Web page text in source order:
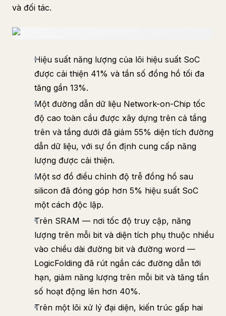
và đối tác.
Hiệu suất năng lượng của lõi hiệu suất SoC
được cải thiện 41% và tần số đồng hồ tối đa
tăng gần 13%.
Một đường dẫn dữ liệu Network-on-Chip tốc
độ cao toàn cầu được xây dựng trên cả tầng
trên và tầng dưới đã giảm 55% diện tích đường
dẫn dữ liệu, với sự ổn định cung cấp năng
lượng được cải thiện.
Một sơ đồ điều chỉnh độ trễ đồng hồ sau
silicon đã đóng góp hơn 5% hiệu suất SoC
một cách độc lập.
Trên SRAM — nơi tốc độ truy cập, năng
lượng trên mỗi bit và diện tích phụ thuộc nhiều
vào chiều dài đường bit và đường word —
LogicFolding đã rút ngắn các đường dẫn tới
hạn, giảm năng lượng trên mỗi bit và tăng tần
số hoạt động lên hơn 40%.
Trên một lõi xử lý đại diện, kiến trúc gấp hai